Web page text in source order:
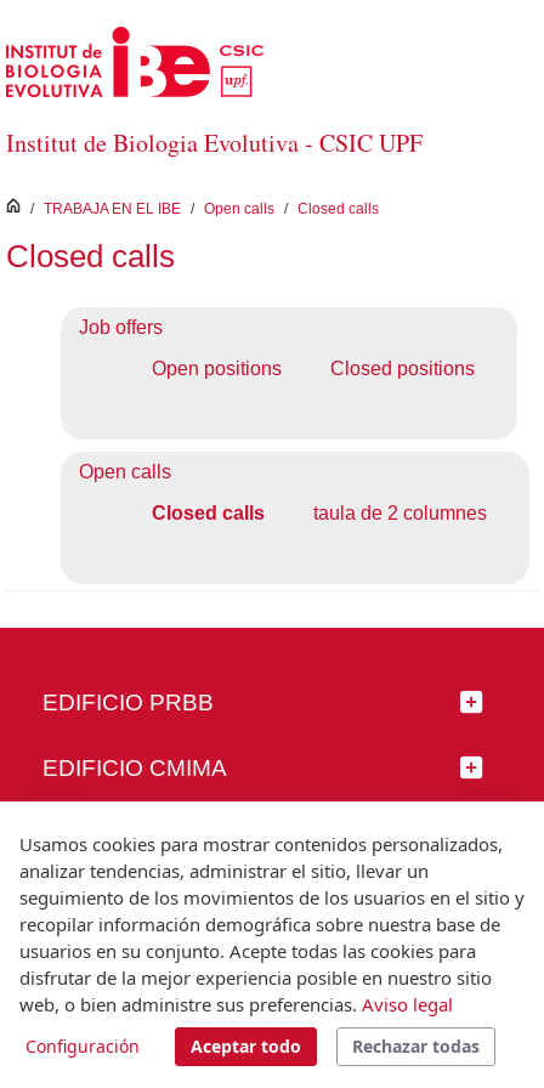
Saltar al contenido principal
Institut de Biologia Evolutiva - CSIC UPF
inici
/ TRABAJA EN EL IBE / Open calls / Closed calls
Closed calls
Job offers
Open positions
Closed positions
Open calls
Closed calls
taula de 2 columnes
EDIFICIO PRBB
EDIFICIO CMIMA
SÍGUENOS
© Universitat Pompeu Fabra
Barcelona
T.(+34) 93 542 20 00
Usamos cookies para mostrar contenidos personalizados,
analizar tendencias, administrar el sitio, llevar un
seguimiento de los movimientos de los usuarios en el sitio y
recopilar información demográfica sobre nuestra base de
usuarios en su conjunto. Acepte todas las cookies para
disfrutar de la mejor experiencia posible en nuestro sitio
web, o bien administre sus preferencias. Aviso legal
Configuración Aceptar todo Rechazar todas